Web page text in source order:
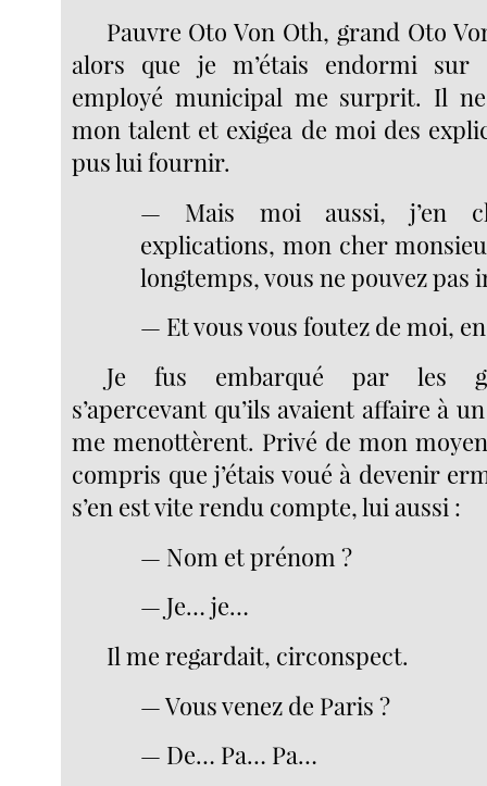
Pauvre Oto Von Oth, grand Oto
alors que je m’étais endormi
employé municipal me surprit. Il
mon talent et exigea de moi des
pus lui fournir.
— Mais moi aussi, j’en
explications, mon cher
longtemps, vous ne pouvez pas
— Et vous vous foutez de moi,
Je fus embarqué par les
s’apercevant qu’ils avaient affaire à
me menottèrent. Privé de mon
compris que j’étais voué à devenir
s’en est vite rendu compte, lui aussi :
— Nom et prénom ?
— Je… je…
Il me regardait, circonspect.
— Vous venez de Paris ?
— De… Pa… Pa…